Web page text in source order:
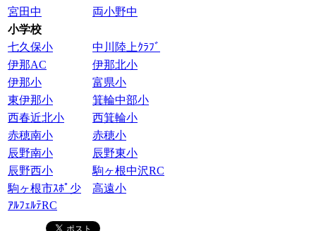
宮田中
両小野中
小学校
七久保小
中川陸上ｸﾗﾌﾞ
伊那AC
伊那北小
伊那小
富県小
東伊那小
箕輪中部小
西春近北小
西箕輪小
赤穂南小
赤穂小
辰野南小
辰野東小
辰野西小
駒ヶ根中沢RC
駒ヶ根市ｽﾎﾟ少
高遠小
ｱﾙﾌｪﾙﾃRC